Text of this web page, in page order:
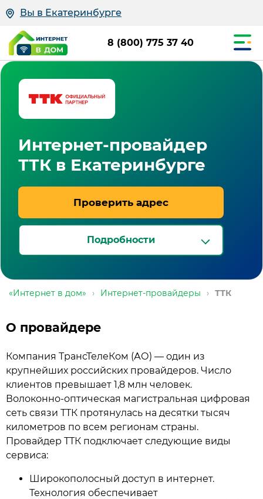
Вы в Екатеринбурге
8 (800) 775 37 40
Интернет-провайдер
ТТК в Екатеринбурге
Проверить адрес
Подробности
«Интернет в дом» › Интернет-провайдеры › ТТК
О провайдере
Компания ТрансТелеКом (АО) — один из
крупнейших российских провайдеров. Число
клиентов превышает 1,8 млн человек.
Волоконно-оптическая магистральная цифровая
сеть связи ТТК протянулась на десятки тысяч
километров по всем регионам страны.
Провайдер ТТК подключает следующие виды
сервиса:
Широкополосный доступ в интернет.
Технология обеспечивает